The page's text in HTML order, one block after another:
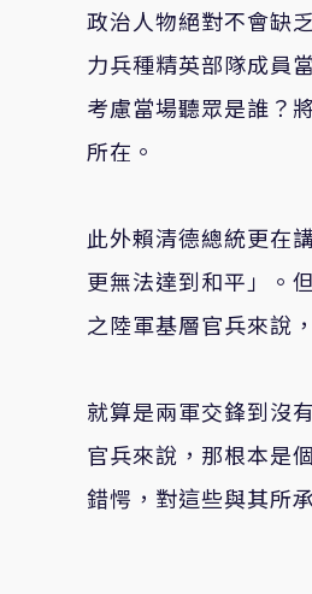
政治人物絕對不會缺
力兵種精英部隊成員
考慮當場聽眾是誰？
所在。
此外賴清德總統更在
更無法達到和平」。
之陸軍基層官兵來說
就算是兩軍交鋒到沒
官兵來說，那根本是
錯愕，對這些與其所